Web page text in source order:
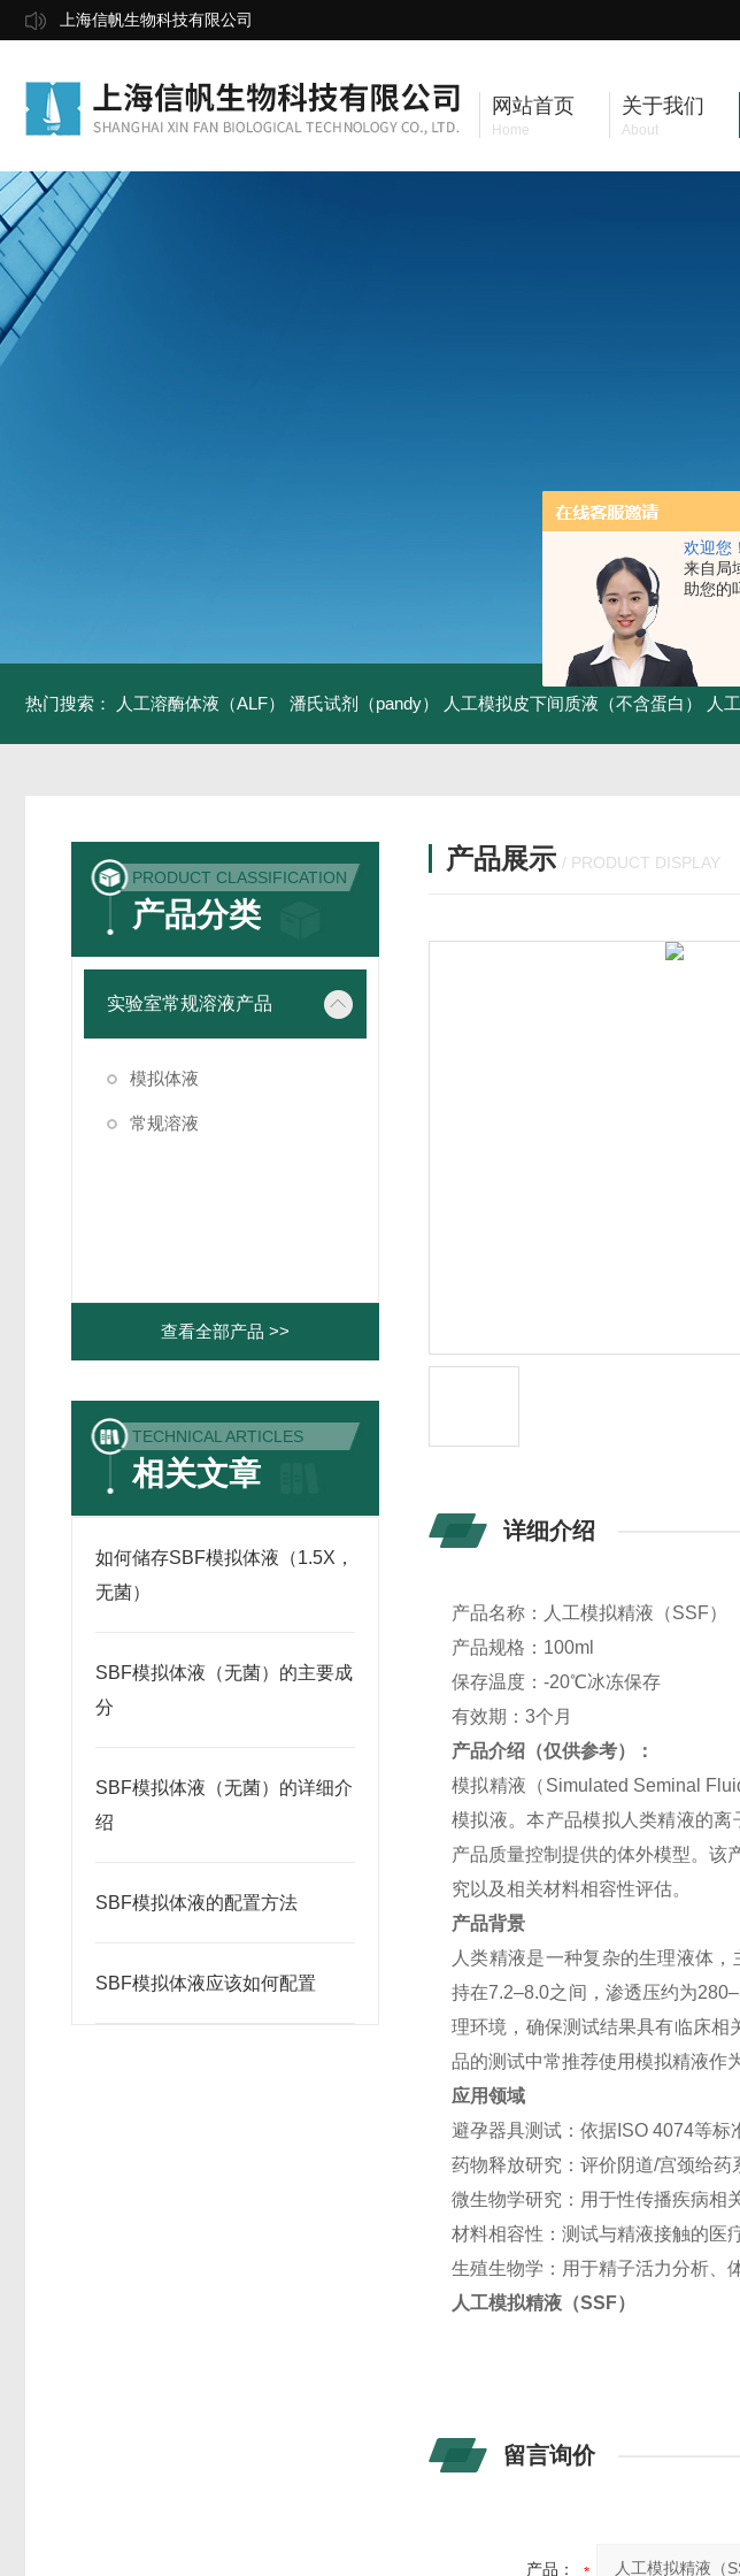
欢迎您！
来自局
助您的
上海信帆生物科技有限公司
网站首页
Home
关于我们
About
热门搜索： 人工溶酶体液（ALF） 潘氏试剂（pandy） 人工模拟皮下间质液（不含蛋白） 人
PRODUCT CLASSIFICATION
产品分类
实验室常规溶液产品
模拟体液
常规溶液
查看全部产品 >>
TECHNICAL ARTICLES
相关文章
如何储存SBF模拟体液（1.5X，
无菌）
SBF模拟体液（无菌）的主要成
分
SBF模拟体液（无菌）的详细介
绍
SBF模拟体液的配置方法
SBF模拟体液应该如何配置
产品展示 / PRODUCT DISPLAY
详细介绍
产品名称： 人工模拟精液（SSF）
产品规格： 100ml
保存温度：-20℃冰冻保存
有效期：3个月
产品介绍（仅供参考）：
模拟精液（ Simulated Seminal
模拟液。本产品模拟人类精液的离
产品质量控制提供的体外模型。该
究以及相关材料相容性评估。
产品背景
人类精液是一种复杂的生理液体
持在7.2–8.0之间，渗透压约为280–
理环境，确保测试结果具有临床相
品的测试中常推荐使用模拟精液作
应用领域
避孕器具测试：依据 ISO 4074等标
药物释放研究：评价阴道/宫颈给药
微生物学研究：用于性传播疾病相
材料相容性：测试与精液接触的医
生殖生物学：用于精子活力分析、
人工模拟精液（SSF）
留言询价
产品：